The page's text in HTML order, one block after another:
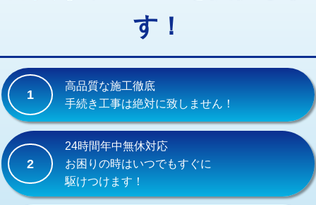
交換・取付（タンク） 22,000円+材料費
交換・取付(単水栓（壁付・デッキ
式）)
13,200円+材料費
交換・取付(混合水栓（壁付・デッキ
式・ワンホール）)
交換・取付(排水栓・排水トラップ
（P/S/ポップアップ））
す！
1
高品質な施工徹底
手続き工事は絶対に致しません！
2
24時間年中無休対応
お困りの時はいつでもすぐに
駆けつけます！